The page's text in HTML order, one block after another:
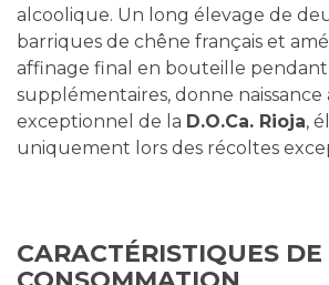
alcoolique. Un long élevage de
barriques de chêne français et
affinage final en bouteille pendant
supplémentaires, donne
exceptionnel de la D.O.Ca. Rioja,
uniquement lors des récoltes
CARACTÉRISTIQUES DE